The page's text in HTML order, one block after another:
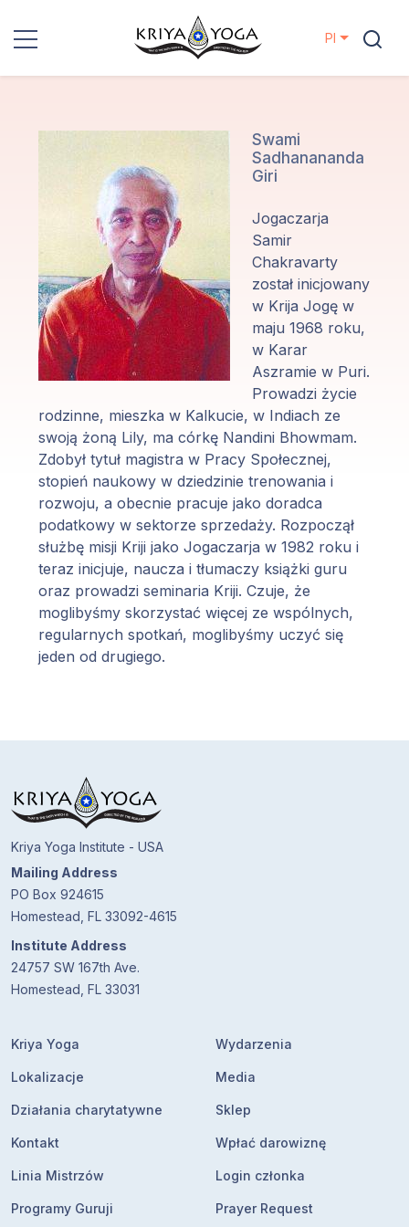
Lokalizacje
Linia
Mistrzów
Programy
Guruji
Media
Sklep
Wpłać
darowiznę
Pl
Swami
Sadhanananda
Giri
Jogaczarja
Samir
Chakravarty
został inicjowany
w Krija Jogę w
maju 1968 roku,
w Karar
Aszramie w Puri.
Prowadzi życie
rodzinne, mieszka w Kalkucie, w Indiach ze
swoją żoną Lily, ma córkę Nandini Bhowmam.
Zdobył tytuł magistra w Pracy Społecznej,
stopień naukowy w dziedzinie trenowania i
rozwoju, a obecnie pracuje jako doradca
podatkowy w sektorze sprzedaży. Rozpoczął
służbę misji Kriji jako Jogaczarja w 1982 roku i
teraz inicjuje, naucza i tłumaczy książki guru
oraz prowadzi seminaria Kriji. Czuje, że
moglibyśmy skorzystać więcej ze wspólnych,
regularnych spotkań, moglibyśmy uczyć się
jeden od drugiego.
Kriya Yoga Institute - USA
Mailing Address
PO Box 924615
Homestead, FL 33092-4615
Institute Address
24757 SW 167th Ave.
Homestead, FL 33031
Kriya Yoga
Lokalizacje
Działania charytatywne
Kontakt
Linia Mistrzów
Programy Guruji
Wydarzenia
Media
Sklep
Wpłać darowiznę
Login członka
Prayer Request